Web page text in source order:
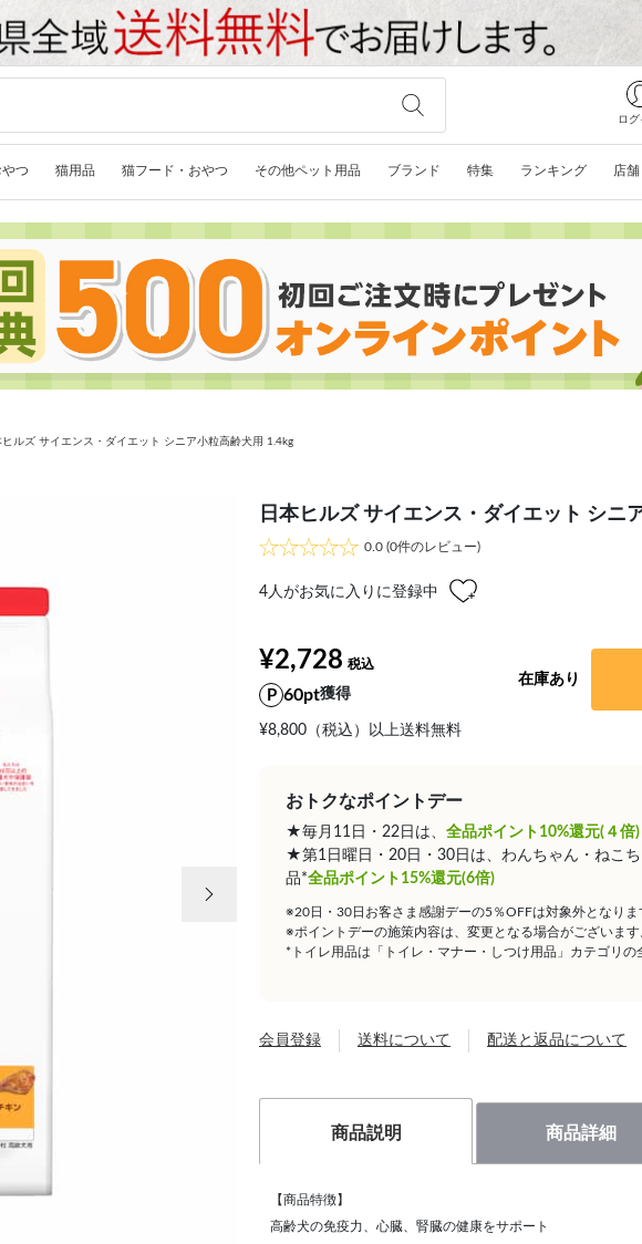
ログ
つ 猫用品 猫フード・おやつ その他ペット用品 ブランド 特集 ランキング 店舗
ヒルズ サイエンス・ダイエット シニア小粒高齢犬用 1.4kg
日本ヒルズ サイエンス・ダイエット シニ
0.0 (0件のレビュー)
4人がお気に入りに登録中
¥2,728
60pt獲得
¥8,800（税込）以上送料無料
在庫あり
おトクなポイントデー
★毎月11日・22日は、 全品ポイント10%還元(４倍)
★第1日曜日・20日・30日は、わんちゃん・ねこ
品*全品ポイント15%還元(6倍)
※20日・30日お客さま感謝デーの5％OFFは対象外となりま
※ポイントデーの施策内容は、変更となる場合がございます
*トイレ用品は「トイレ・マナー・しつけ用品」カテゴリの
会員登録 送料について 配送と返品について
商品説明 商品詳細
【商品特徴】
高齢犬の免疫力、心臓、腎臓の健康をサポート